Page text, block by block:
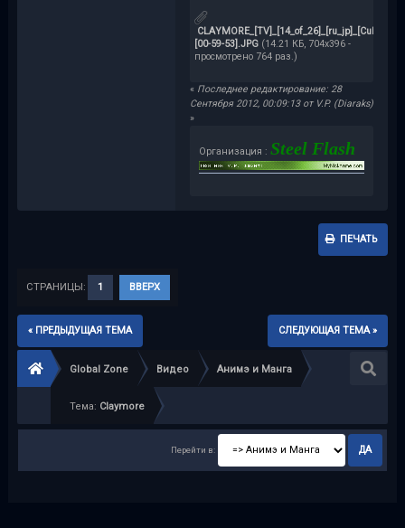
[00-59-53].JPG(14.21 КБ, 704x396 -
просмотрено 764 раз.)
« Последнее редактирование: 28
Сентября 2012, 00:09:13 от V.P. (Diaraks)
»
Организация : Steel Flash
ПЕЧАТЬ
СТРАНИЦЫ: 1 ВВЕРХ
« ПРЕДЫДУЩАЯ ТЕМА СЛЕДУЮЩАЯ ТЕМА »
Global Zone Видео Анимэ и Манга
Тема: Claymore
Перейти в: